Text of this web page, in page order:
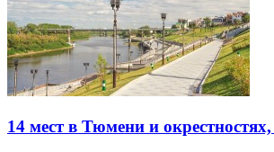
14 мест в Тюмени и